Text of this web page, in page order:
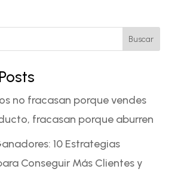
Buscar
no fracasan porque vendes
fracasan porque aburren
10 Estrategias
Conseguir Más Clientes y